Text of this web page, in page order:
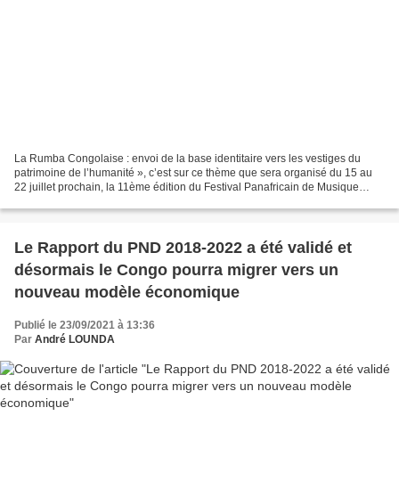
La Rumba Congolaise : envoi de la base identitaire vers les vestiges du
patrimoine de l’humanité », c’est sur ce thème que sera organisé du 15 au
22 juillet prochain, la 11ème édition du Festival Panafricain de Musique
Le Rapport du PND 2018-2022 a été validé et
désormais le Congo pourra migrer vers un
nouveau modèle économique
Publié le 23/09/2021 à 13:36
Par André LOUNDA